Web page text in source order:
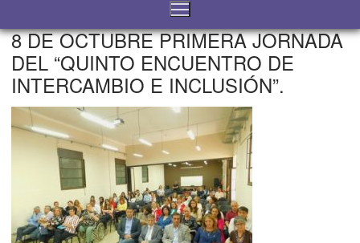
8 DE OCTUBRE PRIMERA JORNADA
DEL “QUINTO ENCUENTRO DE
INTERCAMBIO E INCLUSIÓN”.